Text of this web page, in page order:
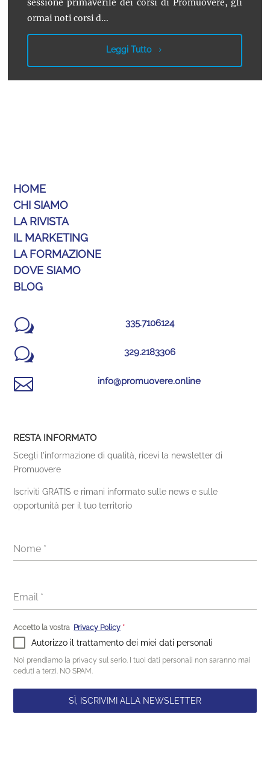
sessione primaverile dei corsi di Promuovere, gli
ormai noti corsi d...
Leggi Tutto
HOME
CHI SIAMO
LA RIVISTA
IL MARKETING
LA FORMAZIONE
DOVE SIAMO
BLOG
w 335.7106124
w 329.2183306
 info@promuovere.online
RESTA INFORMATO
Scegli l'informazione di qualità, ricevi la newsletter di
Promuovere
Iscriviti GRATIS e rimani informato sulle news e sulle
opportunità per il tuo territorio
Nome *
Email *
Accetto la vostra Privacy Policy *
Autorizzo il trattamento dei miei dati personali
Noi prendiamo la privacy sul serio. I tuoi dati personali non saranno mai
ceduti a terzi. NO SPAM.
SÌ, ISCRIVIMI ALLA NEWSLETTER